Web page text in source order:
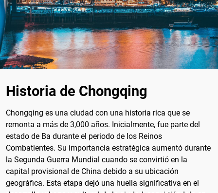
Historia de Chongqing
Chongqing es una ciudad con una historia rica que se
remonta a más de 3,000 años. Inicialmente, fue parte del
estado de Ba durante el periodo de los Reinos
Combatientes. Su importancia estratégica aumentó durante
la Segunda Guerra Mundial cuando se convirtió en la
capital provisional de China debido a su ubicación
geográfica. Esta etapa dejó una huella significativa en el